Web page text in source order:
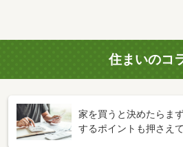
住まいのコ
家を買うと決めたらま
するポイントも押さえ